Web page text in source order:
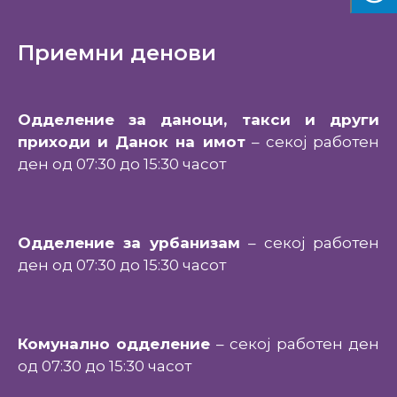
Приемни денови
Одделение за даноци, такси и други
приходи и Данок на имот– секој работен
ден од 07:30 до 15:30 часот
Одделение за урбанизам – секој работен
ден од 07:30 до 15:30 часот
Комунално одделение – секој работен ден
од 07:30 до 15:30 часот